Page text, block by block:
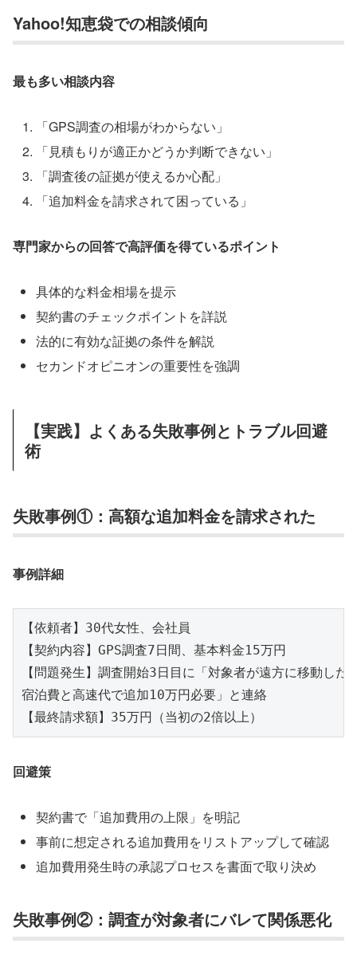
Yahoo!知恵袋での相談傾向
最も多い相談内容
「GPS調査の相場がわからない」
「見積もりが適正かどうか判断できない」
「調査後の証拠が使えるか心配」
「追加料金を請求されて困っている」
専門家からの回答で高評価を得ているポイント
具体的な料金相場を提示
契約書のチェックポイントを詳説
法的に有効な証拠の条件を解説
セカンドオピニオンの重要性を強調
【実践】よくある失敗事例とトラブル回避
術
失敗事例①：高額な追加料金を請求された
事例詳細
【依頼者】30代女性、会社員
【契約内容】GPS調査7日間、基本料金15万円
【問題発生】調査開始3日目に「対象者が遠方に移動した
宿泊費と高速代で追加10万円必要」と連絡
回避策
契約書で「追加費用の上限」を明記
事前に想定される追加費用をリストアップして確認
追加費用発生時の承認プロセスを書面で取り決め
失敗事例②：調査が対象者にバレて関係悪化